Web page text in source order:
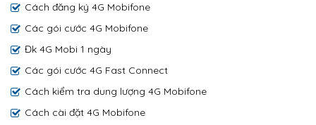
Cách đăng ký 4G Mobifone
Các gói cước 4G Mobifone
Đk 4G Mobi 1 ngày
Các gói cước 4G Fast Connect
Cách kiểm tra dung lượng 4G Mobifone
Cách cài đặt 4G Mobifone